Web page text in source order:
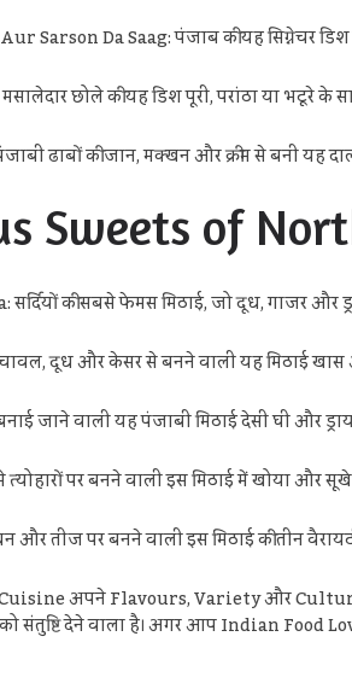
Sarson Da Saag: पंजाब की यह सिग्नेचर डिश
छोले की यह डिश पूरी, परांठा या भटूरे के
ढाबों की जान, मक्खन और क्रीम से बनी यह
Sweets of
की सबसे फेमस मिठाई, जो दूध, गाजर और
दूध और केसर से बनने वाली यह मिठाई खास
जाने वाली यह पंजाबी मिठाई देसी घी और
पर बनने वाली इस मिठाई में खोया और
और तीज पर बनने वाली इस मिठाई की तीन
अपने Flavours, Variety और
संतुष्टि देने वाला है। अगर आप Indian Food